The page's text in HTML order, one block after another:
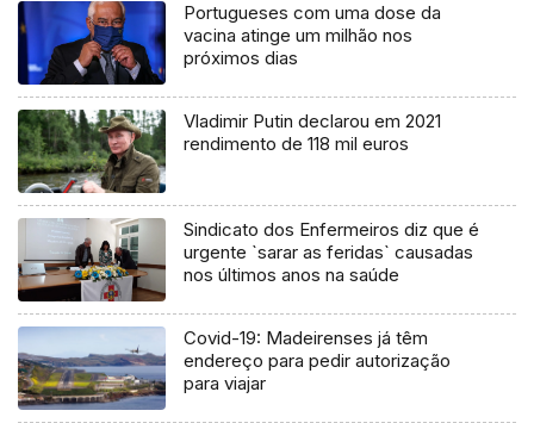
Portugueses com uma dose da
vacina atinge um milhão nos
próximos dias
Vladimir Putin declarou em 2021
rendimento de 118 mil euros
Sindicato dos Enfermeiros diz que é
urgente `sarar as feridas` causadas
nos últimos anos na saúde
Covid-19: Madeirenses já têm
endereço para pedir autorização
para viajar